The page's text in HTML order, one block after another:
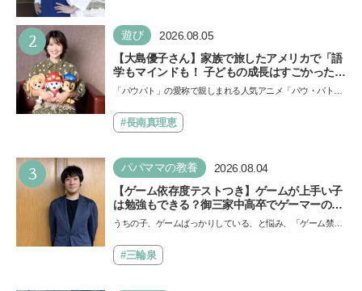
い…
2 遊び 2026.08.05
【大島優子さん】家族で旅したアメリカで「語
学もマインドも！ 子どもの成長はすごかった」
声優をつとめた映画『パウ・パトロール ザ・ダ
できると子どもに知ってほしい
「パウパト」の愛称で親しまれる人気アニメ「パウ・パトロ
ザ…#長南真理恵
3 パパママの教養 2026.08.04
【ゲーム依存度テストつき】ゲームが上手い子
は勉強もできる？御三家中高卒でゲーマーの医
師・阿部智史さんが教えるゲームしながら受験
うちの子、ゲームばっかりしている、と悩み、「ゲーム禁
も…#三輪泉